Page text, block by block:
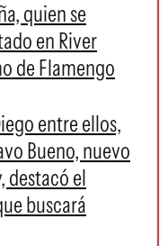
quien se
en River
de Flamengo
entre ellos,
Bueno, nuevo
destacó el
buscará